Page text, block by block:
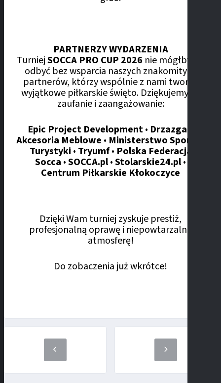
PARTNERZY WYDARZENIA
TurniejSOCCA PRO CUP 2026 nie mógłby się
odbyć bez wsparcia naszych znakomitych
partnerów, którzy wspólnie z nami tworzą
wyjątkowe piłkarskie święto. Dziękujemy za
zaufanie i zaangażowanie:
Epic Project Development• Drzazga –
Akcesoria Meblowe • Ministerstwo Sportu i
Turystyki • Tryumf• Polska Federacja
Socca •SOCCA.pl•Stolarskie24.pl•
Centrum Piłkarskie Kłokoczyce
Dzięki Wam turniej zyskuje prestiż,
profesjonalną oprawę i niepowtarzalną
atmosferę!
Do zobaczenia już wkrótce!